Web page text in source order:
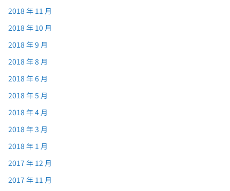
2018 年 11 月
2018 年 10 月
2018 年 9 月
2018 年 8 月
2018 年 6 月
2018 年 5 月
2018 年 4 月
2018 年 3 月
2018 年 1 月
2017 年 12 月
2017 年 11 月